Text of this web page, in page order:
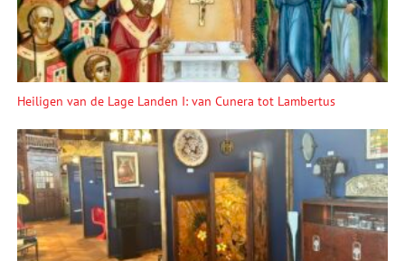
Heiligen van de Lage Landen I: van Cunera tot Lambertus